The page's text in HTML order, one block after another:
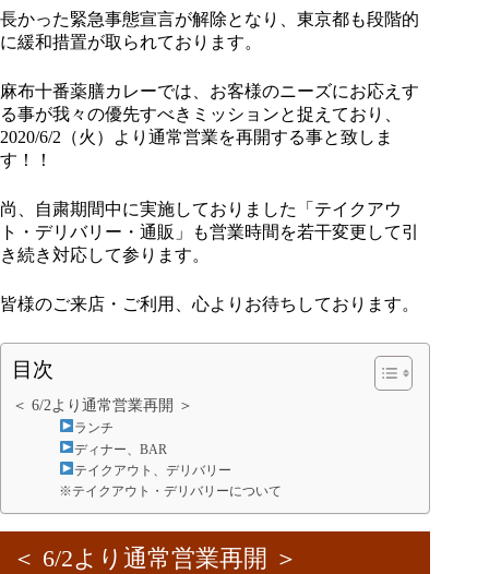
長かった緊急事態宣言が解除となり、東京都も段階的
に緩和措置が取られております。
麻布十番薬膳カレーでは、お客様のニーズにお応えす
る事が我々の優先すべきミッションと捉えており、
2020/6/2（火）より通常営業を再開する事と致しま
す！！
尚、自粛期間中に実施しておりました「テイクアウ
ト・デリバリー・通販」も営業時間を若干変更して引
き続き対応して参ります。
皆様のご来店・ご利用、心よりお待ちしております。
目次
＜ 6/2より通常営業再開 ＞
ランチ
ディナー、BAR
テイクアウト、デリバリー
※テイクアウト・デリバリーについて
＜ 6/2より通常営業再開 ＞